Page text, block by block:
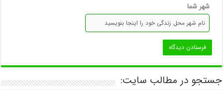
شهر شما
جستجو در مطالب سایت: